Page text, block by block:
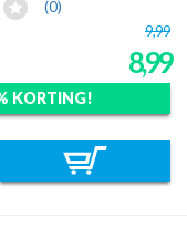
(0)
9,99
8,99
KORTING!